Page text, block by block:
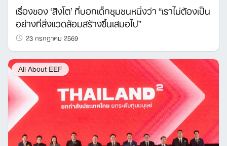
เรื่องของ ‘สิงโต’ ที่บอกเด็กชุมชนหนึ่งว่า “เราไม่ต้องเป็น
อย่างที่สิ่งแวดล้อมสร้างขึ้นเสมอไป”
23 กรกฎาคม 2569
All About EEF